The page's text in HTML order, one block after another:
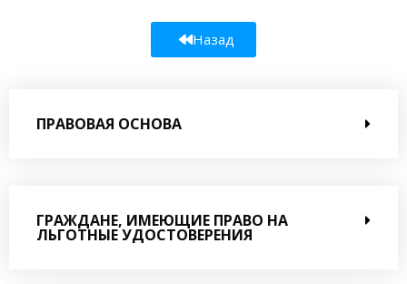
Назад
ПРАВОВАЯ ОСНОВА
ГРАЖДАНЕ, ИМЕЮЩИЕ ПРАВО НА
ЛЬГОТНЫЕ УДОСТОВЕРЕНИЯ